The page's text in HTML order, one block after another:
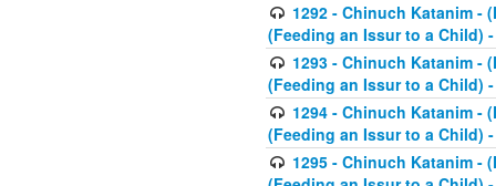
1292 - Chinuch Katanim -
(Feeding an Issur to a Child)
1293 - Chinuch Katanim -
(Feeding an Issur to a Child)
1294 - Chinuch Katanim -
(Feeding an Issur to a Child)
1295 - Chinuch Katanim -